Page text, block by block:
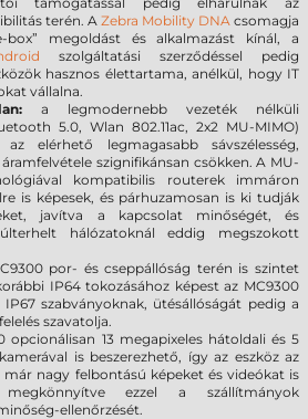
terén. A Zebra Mobility DNA csomagja
box” megoldást és alkalmazást kínál, a
szolgáltatási szerződéssel pedig
hasznos élettartama, anélkül, hogy IT
vállalna.
a legmodernebb vezeték nélküli
5.0, Wlan 802.11ac, 2x2 MU-MIMO)
elérhető legmagasabb sávszélesség,
szignifikánsan csökken. A MU-
kompatibilis routerek immáron
is képesek, és párhuzamosan is ki tudják
javítva a kapcsolat minőségét, és
hálózatoknál eddig megszokott
por- és cseppállóság terén is szintet
IP64 tokozásához képest az MC9300
szabványoknak, ütésállóságát pedig a
szavatolja.
opcionálisan 13 megapixeles hátoldali és 5
is beszerezhető, így az eszköz az
nagy felbontású képeket és videókat is
ezzel a szállítmányok
ellenőrzését.